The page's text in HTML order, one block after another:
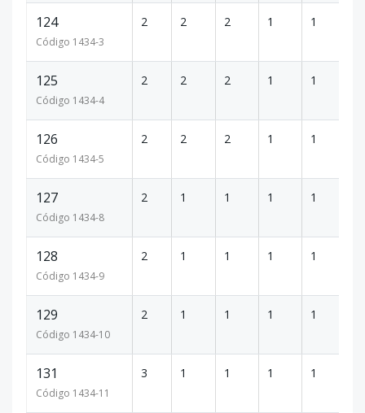
124
Código 1434-3
2 2 2 1 1
125
Código 1434-4
2 2 2 1 1
126
Código 1434-5
2 2 2 1 1
127
Código 1434-8
2 1 1 1 1
128
Código 1434-9
2 1 1 1 1
129
Código 1434-10
2 1 1 1 1
131
Código 1434-11
3 1 1 1 1